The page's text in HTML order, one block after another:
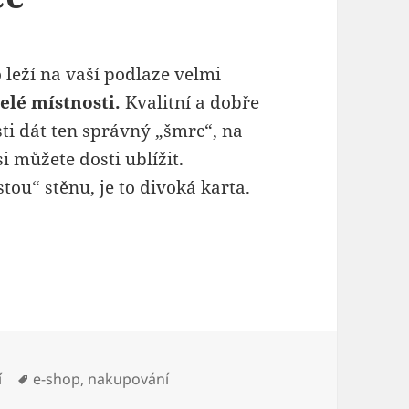
leží na vaší podlaze velmi
místnosti. Kvalitní a dobře
dát ten správný „šmrc“, na
můžete dosti ublížit.
stěnu, je to divoká karta.
Štítky:
e-shop, nakupování